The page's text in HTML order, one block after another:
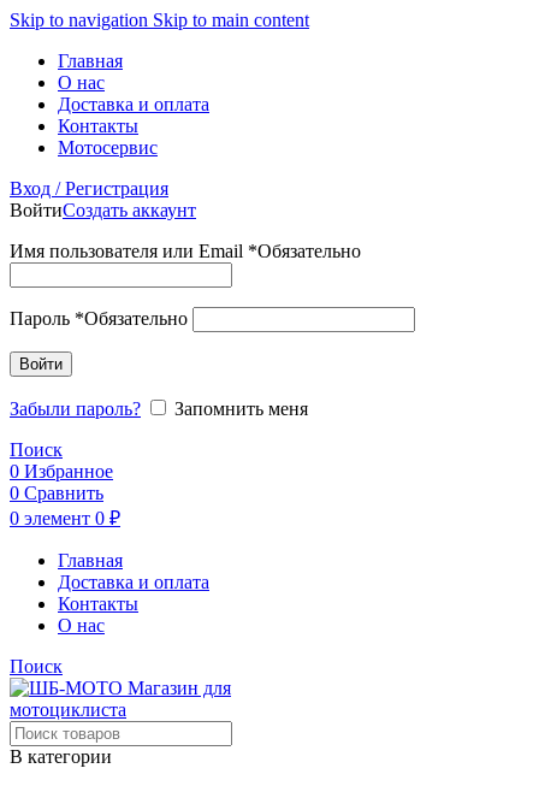
Skip to navigation Skip to main content
Главная
О нас
Доставка и оплата
Контакты
Мотосервис
Вход / Регистрация
ВойтиСоздать аккаунт
Имя пользователя или Email *Обязательно
Пароль *Обязательно
Войти
Забыли пароль?
Запомнить меня
Поиск
0 Избранное
0 Сравнить
0 элемент 0 ₽
Главная
Доставка и оплата
Контакты
О нас
Поиск
В категории